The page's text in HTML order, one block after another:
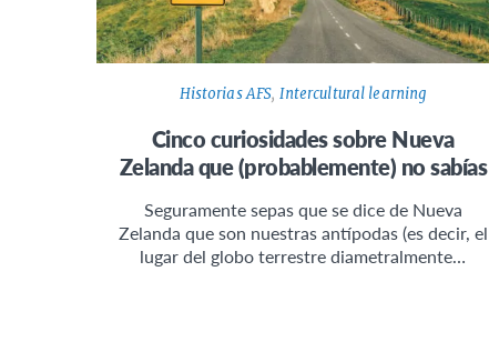
Historias AFS, Intercultural learning
Cinco curiosidades sobre Nueva
Zelanda que (probablemente) no sabías
Seguramente sepas que se dice de Nueva
Zelanda que son nuestras antípodas (es decir, el
lugar del globo terrestre diametralmente…